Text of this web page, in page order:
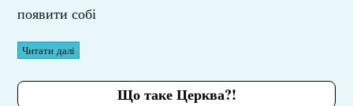
появити собі
Читати далі
Що таке Церква?!